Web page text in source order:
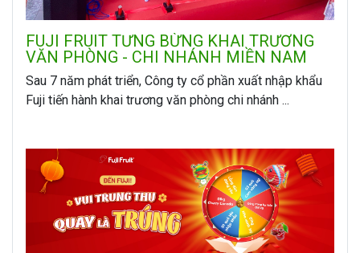
FUJI FRUIT TƯNG BỪNG KHAI TRƯƠNG
VĂN PHÒNG - CHI NHÁNH MIỀN NAM
Sau 7 năm phát triển, Công ty cổ phần xuất nhập khẩu
Fuji tiến hành khai trương văn phòng chi nhánh ...